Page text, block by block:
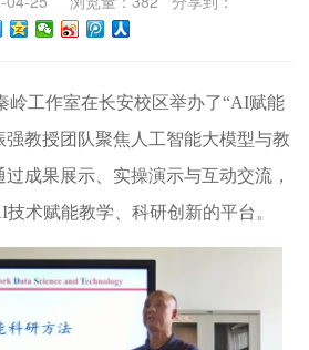
岭工作室在长安校区举办了“AI赋能
强教授团队聚焦人工智能大模型与教
成果展示、实操演示与互动交流，
技术赋能教学、科研创新的平台。